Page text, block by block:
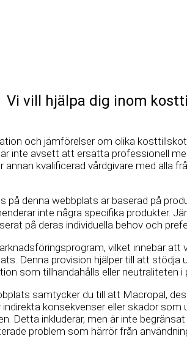
Vi vill hjälpa dig inom
och jämförelser om olika
inte avsett att ersätta professionell
annan kvalificerad vårdgivare med alla
på denna webbplats är baserad på
inte några specifika produkter.
på deras individuella behov och
vilket innebär att
Denna provision hjälper till att
som tillhandahålls eller neutraliteten i
samtycker du till att Macropal,
konsekvenser eller skador
Detta inkluderar, men är inte
problem som härrör från